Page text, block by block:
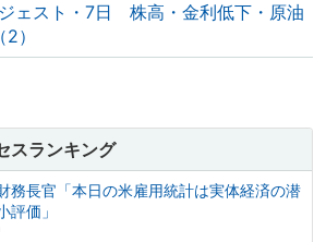
ェスト・7日 株高・金利低下・原油
）
スランキング
務長官「本日の米雇用統計は実体経済の潜
評価」